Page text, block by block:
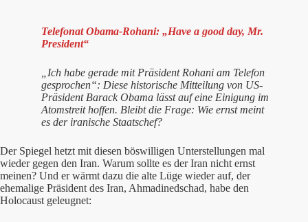
Telefonat Obama-Rohani: „Have a good day, Mr.
President“
„Ich habe gerade mit Präsident Rohani am Telefon
gesprochen“: Diese historische Mitteilung von US-
Präsident Barack Obama lässt auf eine Einigung im
Atomstreit hoffen. Bleibt die Frage: Wie ernst meint
es der iranische Staatschef?
Der Spiegel hetzt mit diesen böswilligen Unterstellungen mal
wieder gegen den Iran. Warum sollte es der Iran nicht ernst
meinen? Und er wärmt dazu die alte Lüge wieder auf, der
ehemalige Präsident des Iran, Ahmadinedschad, habe den
Holocaust geleugnet: